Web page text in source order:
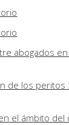
abogados
de los
el ámbito